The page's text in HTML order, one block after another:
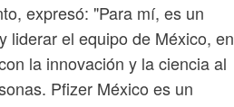
expresó: "Para mí, es un
liderar el equipo de México, en
la innovación y la ciencia al
Pfizer México es un